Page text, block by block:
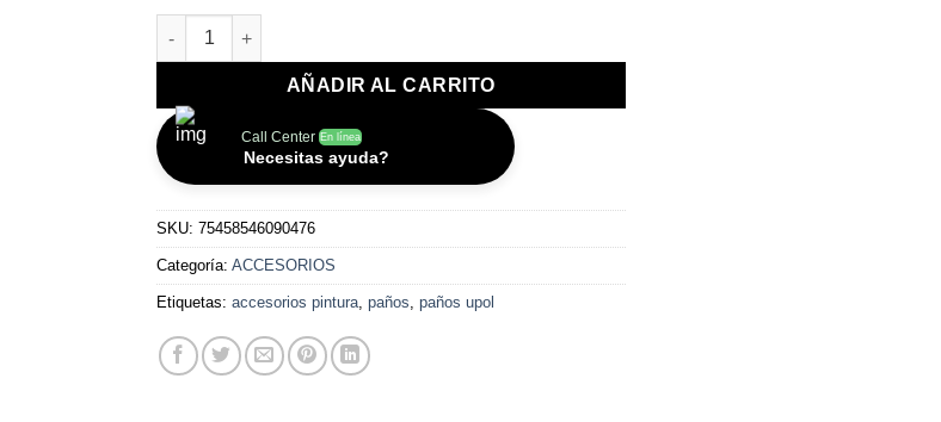
PAÑOS ADHESIVOS MAXIMUM U-POL (TRAG/10) cantidad
AÑADIR AL CARRITO
Call Center En línea
Necesitas ayuda?
SKU: 75458546090476
Categoría: ACCESORIOS
Etiquetas: accesorios pintura, paños, paños upol